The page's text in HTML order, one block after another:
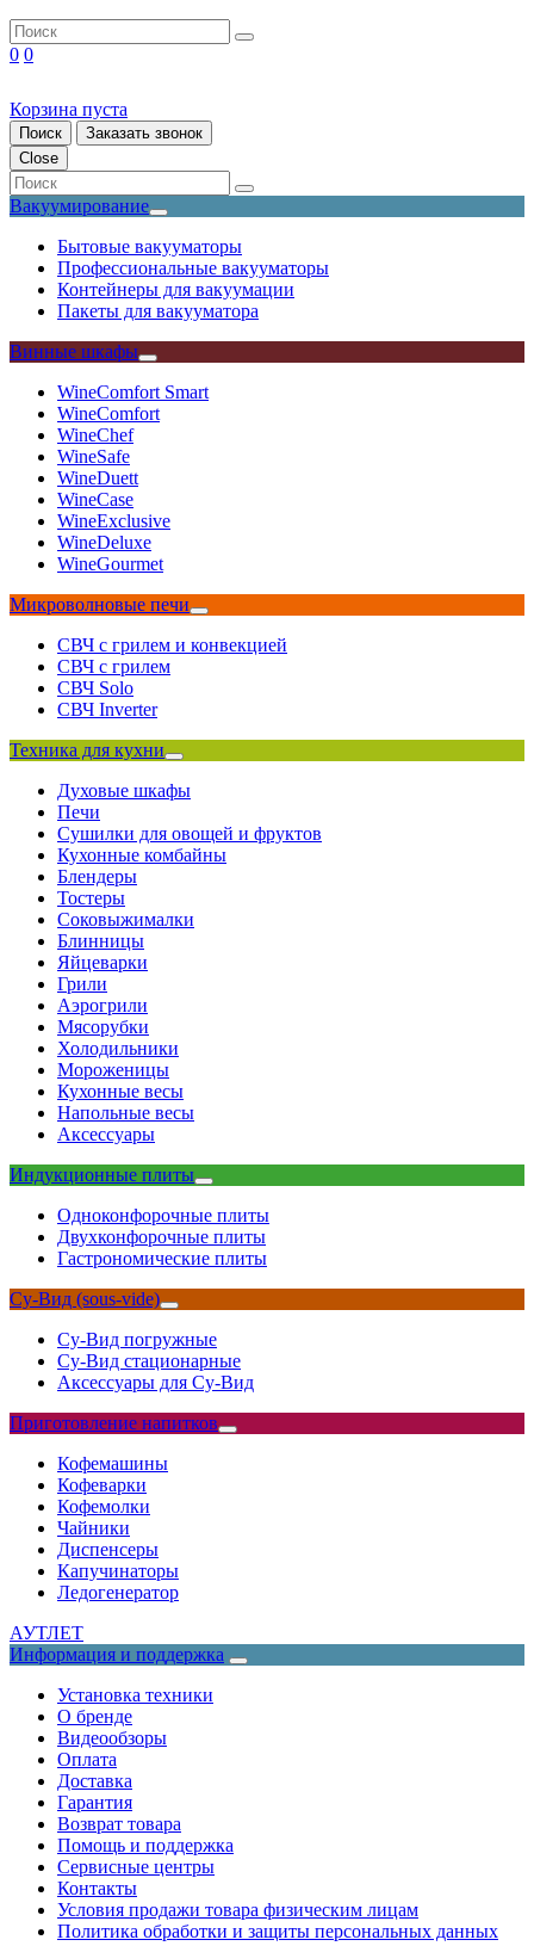
0 0
Корзина пуста
Поиск
Заказать звонок
Close
Вакуумирование
Бытовые вакууматоры
Профессиональные вакууматоры
Контейнеры для вакуумации
Пакеты для вакууматора
Винные шкафы
WineComfort Smart
WineComfort
WineChef
WineSafe
WineDuett
WineCase
WineExclusive
WineDeluxe
WineGourmet
Микроволновые печи
СВЧ с грилем и конвекцией
СВЧ с грилем
СВЧ Solo
СВЧ Inverter
Техника для кухни
Духовые шкафы
Печи
Сушилки для овощей и фруктов
Кухонные комбайны
Блендеры
Тостеры
Соковыжималки
Блинницы
Яйцеварки
Грили
Аэрогрили
Мясорубки
Холодильники
Мороженицы
Кухонные весы
Напольные весы
Аксессуары
Индукционные плиты
Одноконфорочные плиты
Двухконфорочные плиты
Гастрономические плиты
Су-Вид (sous-vide)
Су-Вид погружные
Су-Вид стационарные
Аксессуары для Су-Вид
Приготовление напитков
Кофемашины
Кофеварки
Кофемолки
Чайники
Диспенсеры
Капучинаторы
Ледогенератор
АУТЛЕТ
Информация и поддержка
Установка техники
О бренде
Видеообзоры
Оплата
Доставка
Гарантия
Возврат товара
Помощь и поддержка
Сервисные центры
Контакты
Условия продажи товара физическим лицам
Политика обработки и защиты персональных данных